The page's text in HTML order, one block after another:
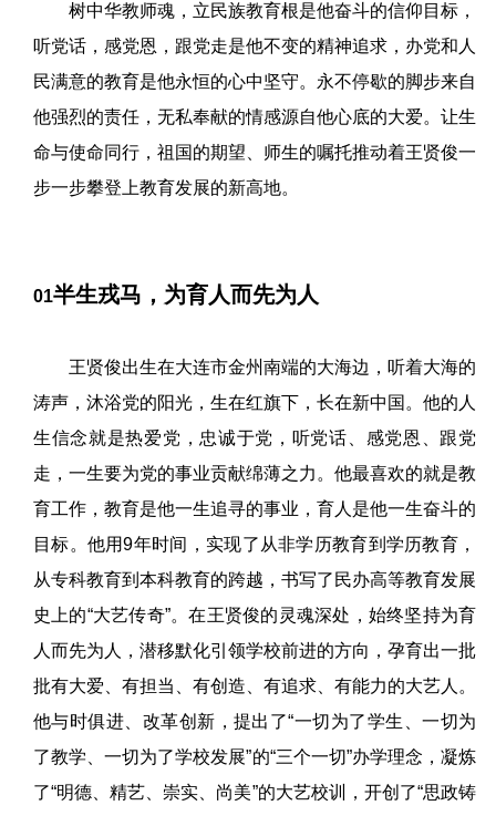
树中华教师魂，立民族教育根是他奋斗的信仰目标，
听党话，感党恩，跟党走是他不变的精神追求，办党和人
民满意的教育是他永恒的心中坚守。永不停歇的脚步来自
他强烈的责任，无私奉献的情感源自他心底的大爱。让生
命与使命同行，祖国的期望、师生的嘱托推动着王贤俊一
步一步攀登上教育发展的新高地。
01半生戎马，为育人而先为人
王贤俊出生在大连市金州南端的大海边，听着大海的
涛声，沐浴党的阳光，生在红旗下，长在新中国。他的人
生信念就是热爱党，忠诚于党，听党话、感党恩、跟党
走，一生要为党的事业贡献绵薄之力。他最喜欢的就是教
育工作，教育是他一生追寻的事业，育人是他一生奋斗的
目标。他用9年时间，实现了从非学历教育到学历教育，
从专科教育到本科教育的跨越，书写了民办高等教育发展
史上的“大艺传奇”。在王贤俊的灵魂深处，始终坚持为育
人而先为人，潜移默化引领学校前进的方向，孕育出一批
批有大爱、有担当、有创造、有追求、有能力的大艺人。
他与时俱进、改革创新，提出了“一切为了学生、一切为
了教学、一切为了学校发展”的“三个一切”办学理念，凝炼
了“明德、精艺、崇实、尚美”的大艺校训，开创了“思政铸